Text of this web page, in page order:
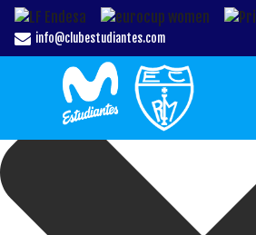
Gestionar el Consentimiento de las Cookies
info@clubestudiantes.com